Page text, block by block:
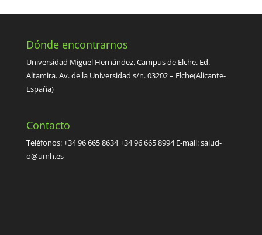
Dónde encontrarnos
Universidad Miguel Hernández. Campus de Elche. Ed.
Altamira. Av. de la Universidad s/n. 03202 – Elche(Alicante-
España)
Contacto
Teléfonos: +34 96 665 8634 +34 96 665 8994 E-mail:salud-
o@umh.es